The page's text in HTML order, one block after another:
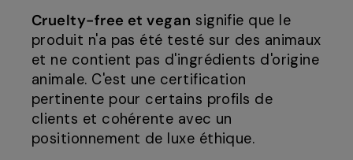
Cruelty-free et vegan signifie que le
produit n'a pas été testé sur des animaux
et ne contient pas d'ingrédients d'origine
animale. C'est une certification
pertinente pour certains profils de
clients et cohérente avec un
positionnement de luxe éthique.